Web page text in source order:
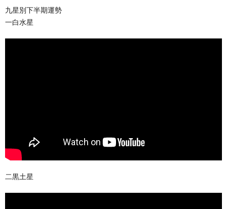
九星別下半期運勢
一白水星
二黒土星